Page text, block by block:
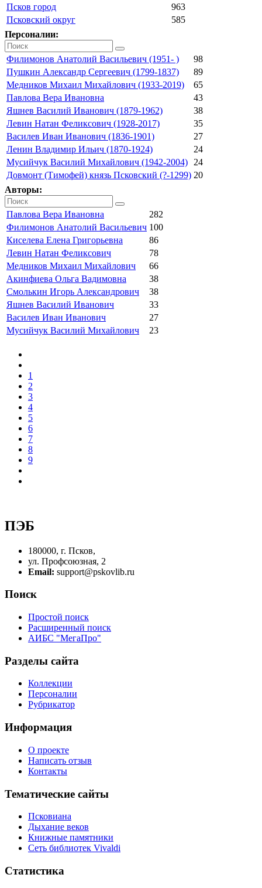
Псков город
963
Псковский округ
585
Персоналии:
Филимонов Анатолий Васильевич (1951- )
98
Пушкин Александр Сергеевич (1799-1837)
89
Медников Михаил Михайлович (1933-2019)
65
Павлова Вера Ивановна
43
Яшнев Василий Иванович (1879-1962)
38
Левин Натан Феликсович (1928-2017)
35
Василев Иван Иванович (1836-1901)
27
Ленин Владимир Ильич (1870-1924)
24
Мусийчук Василий Михайлович (1942-2004)
24
Довмонт (Тимофей) князь Псковский (?-1299) 20
Авторы:
Павлова Вера Ивановна
282
Филимонов Анатолий Васильевич 100
Киселева Елена Григорьевна
86
Левин Натан Феликсович
78
Медников Михаил Михайлович
66
Акинфиева Ольга Вадимовна
38
Смолькин Игорь Александрович
38
Яшнев Василий Иванович
33
Василев Иван Иванович
27
Мусийчук Василий Михайлович
23
1
2
3
4
5
6
7
8
9
ПЭБ
180000, г. Псков,
ул. Профсоюзная, 2
Email: support@pskovlib.ru
Поиск
Простой поиск
Расширенный поиск
АИБС "МегаПро"
Разделы сайта
Коллекции
Персоналии
Рубрикатор
Информация
О проекте
Написать отзыв
Контакты
Тематические сайты
Псковиана
Дыхание веков
Книжные памятники
Сеть библиотек Vivaldi
Статистика